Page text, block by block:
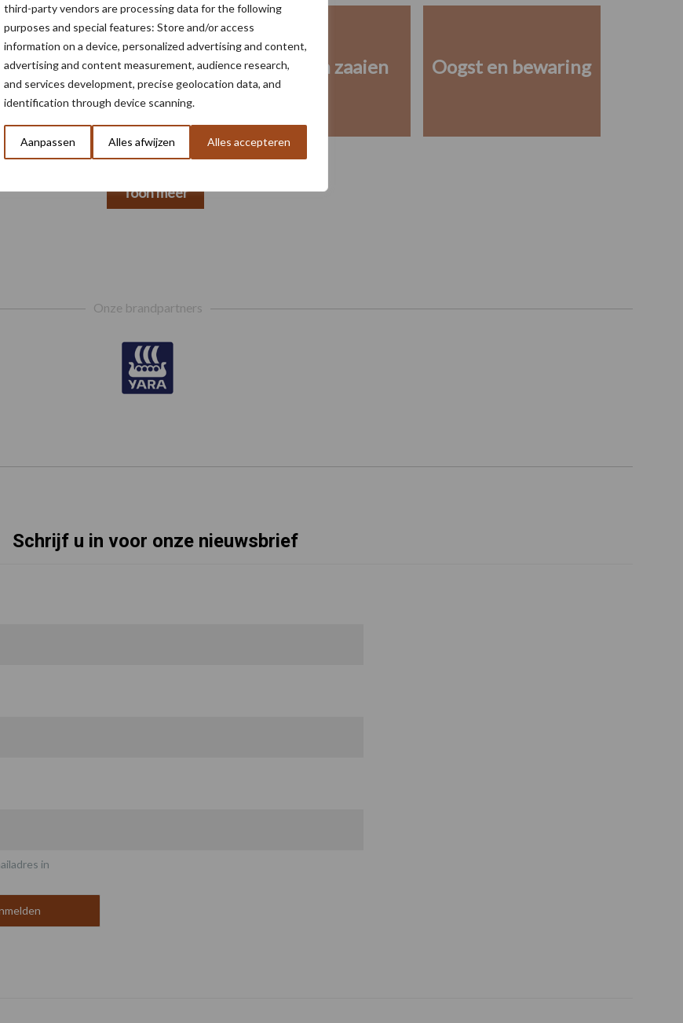
third-party vendors are processing data for the following
purposes and special features: Store and/or access
information on a device, personalized advertising and content,
advertising and content measurement, audience research,
and services development, precise geolocation data, and
identification through device scanning.
Aanpassen Alles afwijzen Alles accepteren
Gewasbescherming Poten en zaaien Oogst en bewaring
Toon meer
Onze brandpartners
Schrijf u in voor onze nieuwsbrief
in